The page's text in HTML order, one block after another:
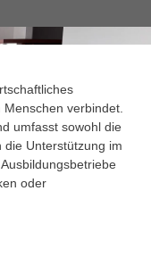
verbindet.
umfasst sowohl die
die Unterstützung im
oder